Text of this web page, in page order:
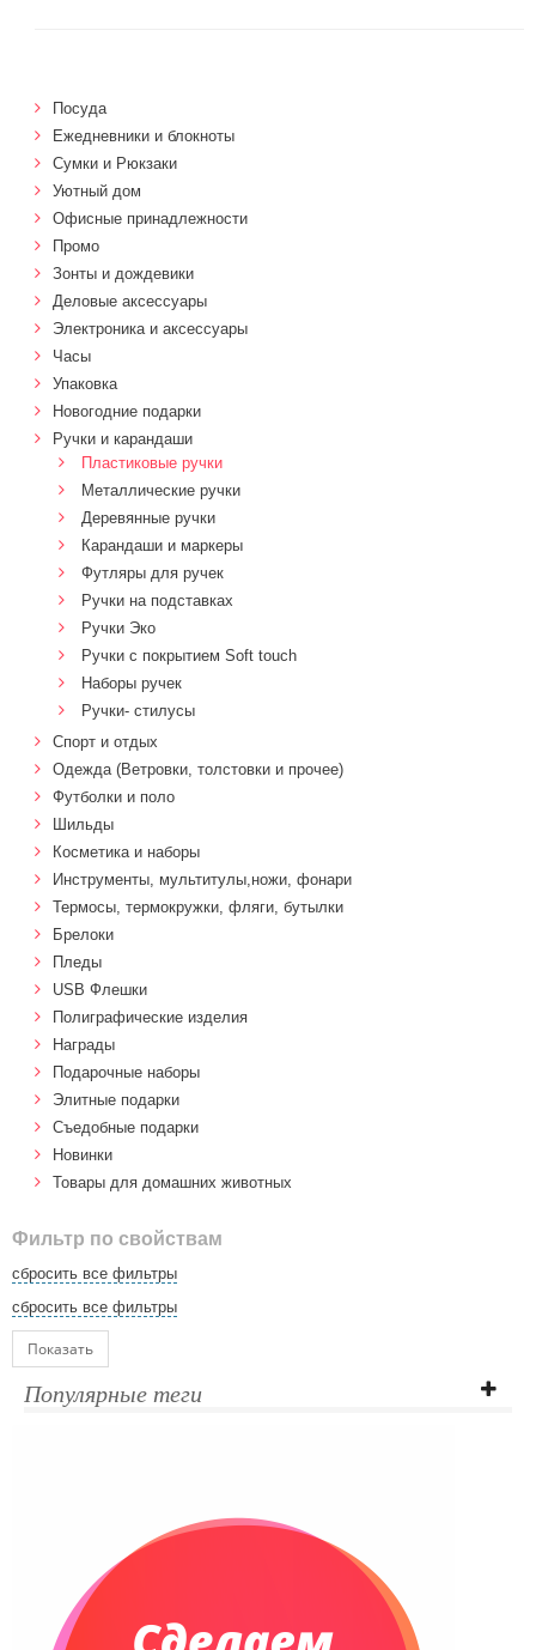
Посуда
Ежедневники и блокноты
Сумки и Рюкзаки
Уютный дом
Офисные принадлежности
Промо
Зонты и дождевики
Деловые аксессуары
Электроника и аксессуары
Часы
Упаковка
Новогодние подарки
Ручки и карандаши
Пластиковые ручки
Металлические ручки
Деревянные ручки
Карандаши и маркеры
Футляры для ручек
Ручки на подставках
Ручки Эко
Ручки с покрытием Soft touch
Наборы ручек
Ручки- стилусы
Спорт и отдых
Одежда (Ветровки, толстовки и прочее)
Футболки и поло
Шильды
Косметика и наборы
Инструменты, мультитулы,ножи, фонари
Термосы, термокружки, фляги, бутылки
Брелоки
Пледы
USB Флешки
Полиграфические изделия
Награды
Подарочные наборы
Элитные подарки
Cъедобные подарки
Новинки
Товары для домашних животных
Фильтр по свойствам
сбросить все фильтры
сбросить все фильтры
Показать
Популярные теги